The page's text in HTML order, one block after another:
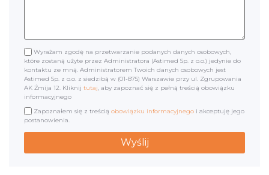
Wyrażam zgodę na przetwarzanie podanych danych osobowych,
które zostaną użyte przez Administratora (Astimed Sp. z o.o.) jedynie do
kontaktu ze mną. Administratorem Twoich danych osobowych jest
Astimed Sp. z o.o. z siedzibą w (01-875) Warszawie przy ul. Zgrupowania
AK Żmija 12. Kliknij tutaj, aby zapoznać się z pełną treścią obowiązku
informacyjnego
Zapoznałem się z treścią obowiązku informacyjnego i akceptuję jego
postanowienia.